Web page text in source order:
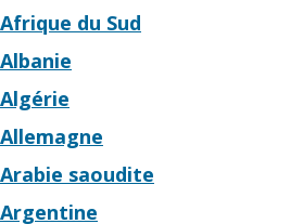
Afrique du Sud
Albanie
Algérie
Allemagne
Arabie saoudite
Argentine